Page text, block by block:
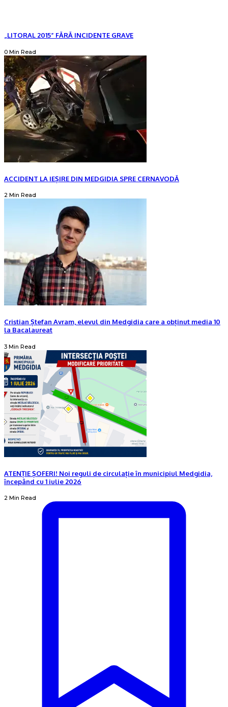
„LITORAL 2015” FĂRĂ INCIDENTE GRAVE
0 Min Read
ACCIDENT LA IEȘIRE DIN MEDGIDIA SPRE CERNAVODĂ
2 Min Read
Cristian Ștefan Avram, elevul din Medgidia care a obținut media 10
la Bacalaureat
3 Min Read
ATENȚIE ȘOFERI! Noi reguli de circulație în municipiul Medgidia,
începând cu 1 iulie 2026
2 Min Read